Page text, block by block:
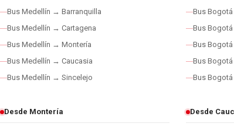
Bus Medellín → Barranquilla
Bus Medellín → Cartagena
Bus Medellín → Montería
Bus Medellín → Caucasia
Bus Medellín → Sincelejo
Bus
Bus
Bus
Bus
Bus
Desde Montería Desde